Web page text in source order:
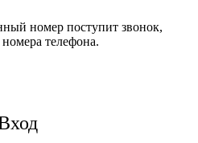
номер поступит звонок,
телефона.